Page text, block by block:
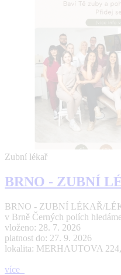
Zubní lékař
BRNO - ZUBNÍ
BRNO - ZUBNÍ LÉKAŘ/
v Brně Černých polích
vloženo: 28. 7. 2026
platnost do: 27. 9. 2026
lokalita: MERHAUTOVA
více